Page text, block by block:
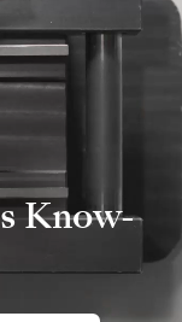
Know-